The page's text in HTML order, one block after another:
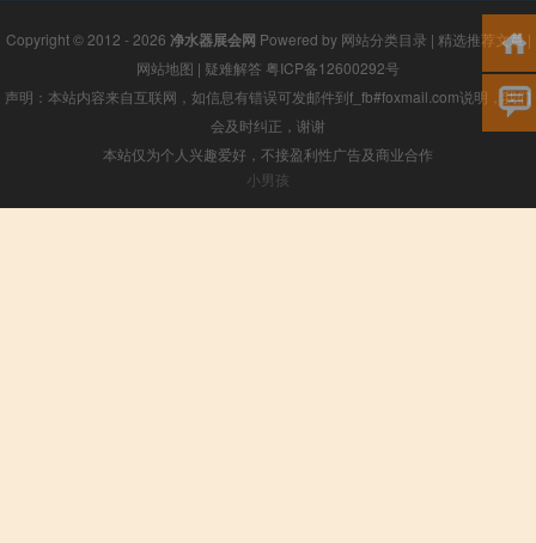
Copyright © 2012 - 2026 净水器展会网 Powered by 网站分类目录 | 精选推荐文章|
网站地图 | 疑难解答 粤ICP备12600292号
声明：本站内容来自互联网，如信息有错误可发邮件到f_fb#foxmail.com说明，我们
会及时纠正，谢谢
本站仅为个人兴趣爱好，不接盈利性广告及商业合作
小男孩